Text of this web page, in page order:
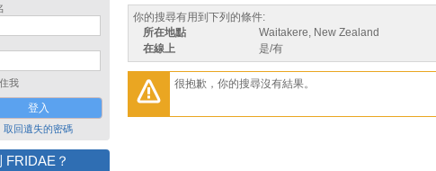
我
取回遺失的密碼
FRIDAE？
你的搜尋有用到下列的條件:
所在地點
Waitakere, New Zealand
在線上
是/有
很抱歉，你的搜尋沒有結果。